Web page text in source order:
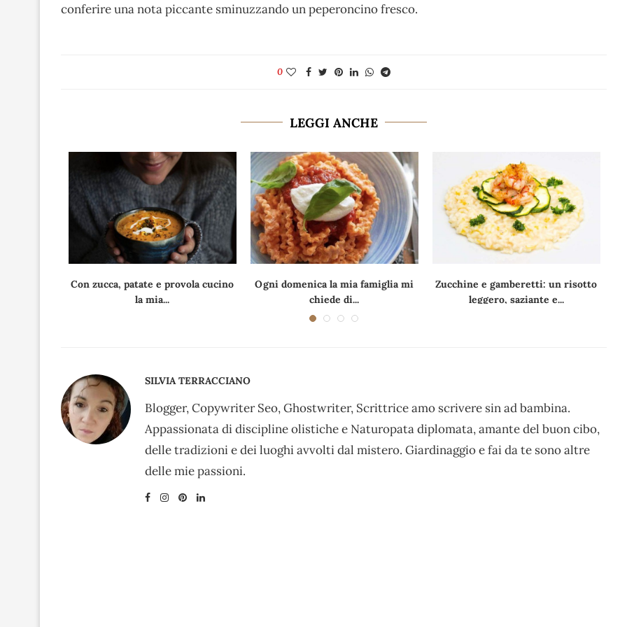
conferire una nota piccante sminuzzando un peperoncino fresco.
0
LEGGI ANCHE
Con zucca, patate e provola cucino
la mia...
Ogni domenica la mia famiglia mi
chiede di...
Zucchine e gamberetti: un risotto
leggero, saziante e...
SILVIA TERRACCIANO
Blogger, Copywriter Seo, Ghostwriter, Scrittrice amo scrivere sin ad bambina.
Appassionata di discipline olistiche e Naturopata diplomata, amante del buon cibo,
delle tradizioni e dei luoghi avvolti dal mistero. Giardinaggio e fai da te sono altre
delle mie passioni.